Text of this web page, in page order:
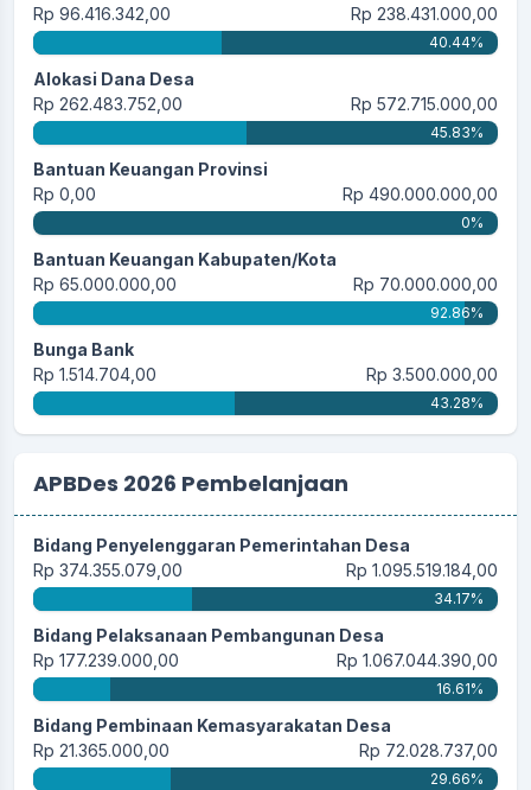
Rp 96.416.342,00
Rp 238.431.000,00
40.44%
Alokasi Dana Desa
Rp 262.483.752,00
Rp 572.715.000,00
45.83%
Bantuan Keuangan Provinsi
Rp 0,00
Rp 490.000.000,00
0%
Bantuan Keuangan Kabupaten/Kota
Rp 65.000.000,00
Rp 70.000.000,00
92.86%
Bunga Bank
Rp 1.514.704,00
Rp 3.500.000,00
43.28%
APBDes 2026 Pembelanjaan
Bidang Penyelenggaran Pemerintahan Desa
Rp 374.355.079,00
Rp 1.095.519.184,00
34.17%
Bidang Pelaksanaan Pembangunan Desa
Rp 177.239.000,00
Rp 1.067.044.390,00
16.61%
Bidang Pembinaan Kemasyarakatan Desa
Rp 21.365.000,00
Rp 72.028.737,00
29.66%